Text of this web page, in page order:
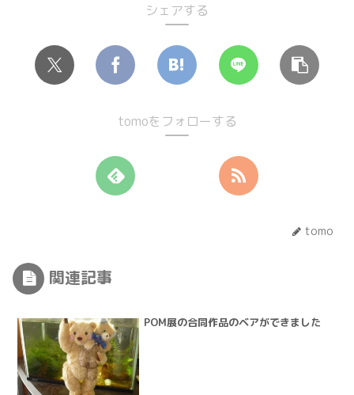
シェアする
tomoをフォローする
tomo
関連記事
POM展の合同作品のベアができました